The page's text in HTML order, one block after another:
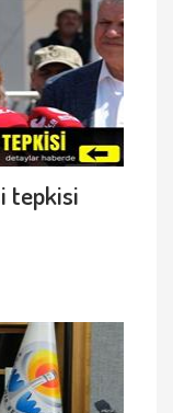
tepkisi